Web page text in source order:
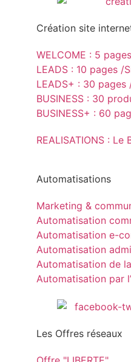
Création site
WELCOME : 5
LEADS : 10 pages /
LEADS+ : 30
BUSINESS : 30
BUSINESS+ : 60
REALISATIONS : Le
Automatisations
Marketing &
Automatisation
Automatisation e-
Automatisation
Automatisation de
Automatisation par
Les Offres réseaux